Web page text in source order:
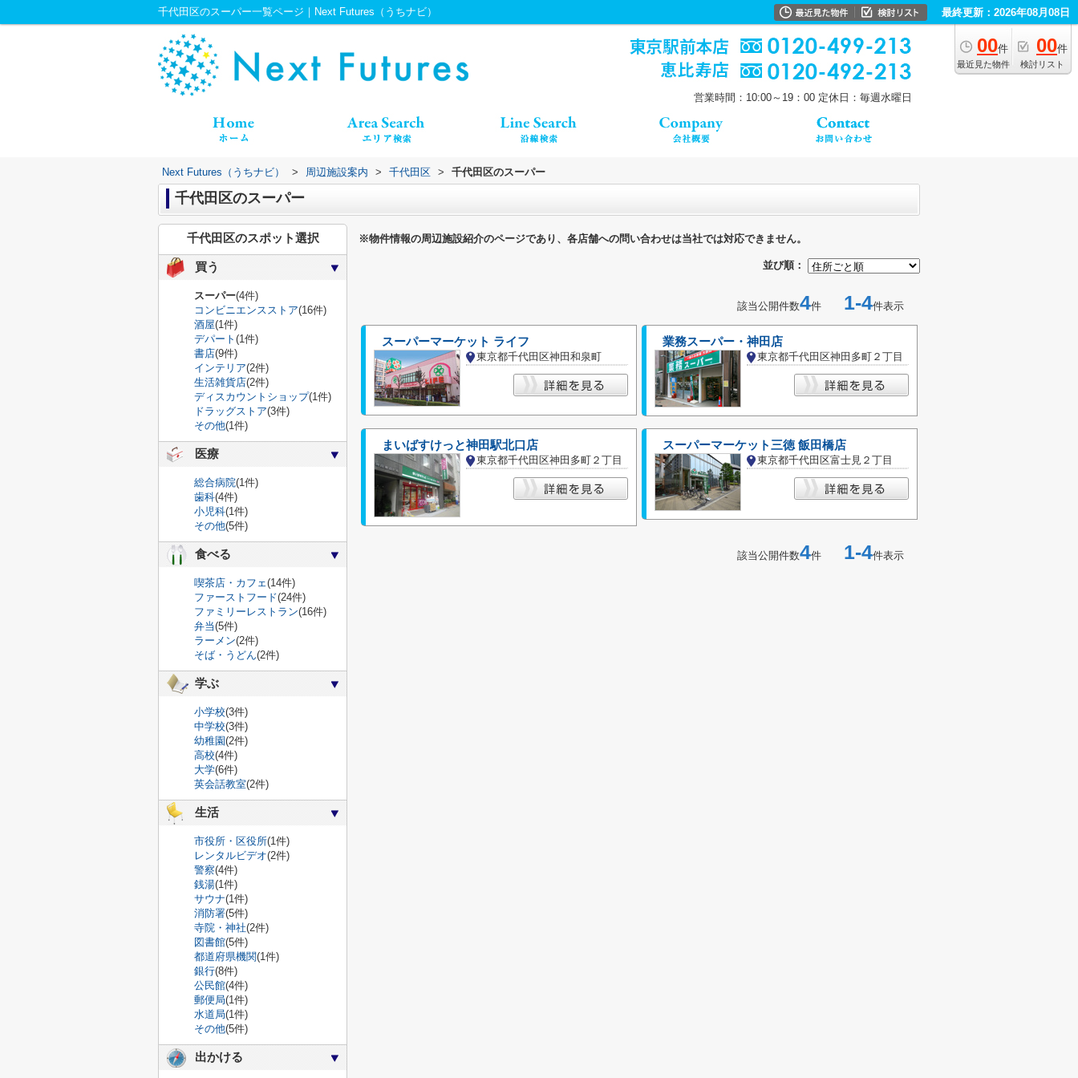
千代田区のスーパー一覧ページ｜Next Futures（うちナビ） 最終更新：2026年08月08日
00件
最近見た物件
00件
検討リスト
営業時間：10:00～19：00 定休日：毎週水曜日
Next Futures（うちナビ） > 周辺施設案内 > 千代田区 > 千代田区のスーパー
千代田区のスーパー
※物件情報の周辺施設紹介のページであり、各店舗への問い合わせは当社では対応できません。
並び順：
該当公開件数4件 1-4件表示
スーパーマーケット ライフ
東京都千代田区神田和泉町
業務スーパー・神田店
東京都千代田区神田多町２丁目
まいばすけっと神田駅北口店
東京都千代田区神田多町２丁目
スーパーマーケット三徳 飯田橋店
東京都千代田区富士見２丁目
該当公開件数4件 1-4件表示
千代田区のスポット選択
買う
スーパー(4件)
コンビニエンスストア(16件)
酒屋(1件)
デパート (1件)
書店(9件)
インテリア(2件)
生活雑貨店(2件)
ディスカウントショップ(1件)
ドラッグストア(3件)
その他(1件)
医療
総合病院(1件)
歯科(4件)
小児科(1件)
その他(5件)
食べる
喫茶店・カフェ(14件)
ファーストフード(24件)
ファミリーレストラン(16件)
弁当(5件)
ラーメン(2件)
そば・うどん(2件)
学ぶ
小学校(3件)
中学校(3件)
幼稚園(2件)
高校(4件)
大学(6件)
英会話教室(2件)
生活
市役所・区役所(1件)
レンタルビデオ(2件)
警察(4件)
銭湯(1件)
サウナ(1件)
消防署(5件)
寺院・神社(2件)
図書館(5件)
都道府県機関(1件)
銀行(8件)
公民館(4件)
郵便局(1件)
水道局(1件)
その他(5件)
出かける